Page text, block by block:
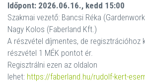
Időpont: 2026.06.16., kedd 15:00
Szakmai vezető: Bancsi Réka
Nagy Kolos (Faberland Kft.)
A részvétel díjmentes, de regisztrációhoz
részvétel 1 MÉK pontot ér.
Regisztrálni ezen az oldalon
lehet: https://faberland.hu/rudolf-kert-